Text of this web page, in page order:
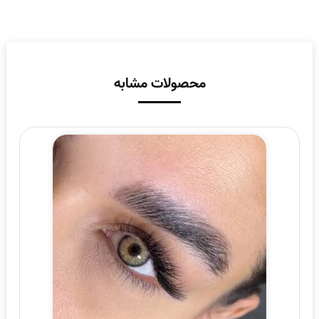
محصولات مشابه